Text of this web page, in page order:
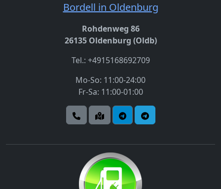
Bordell in Oldenburg
Rohdenweg 86
26135 Oldenburg (Oldb)
Tel.: +4915168692709
Mo-So: 11:00-24:00
Fr-Sa: 11:00-01:00